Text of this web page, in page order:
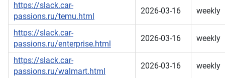
https://slack.car-
passions.ru/temu.html
2026-03-16 weekly
https://slack.car-
passions.ru/enterprise.html
2026-03-16 weekly
https://slack.car-
passions.ru/walmart.html
2026-03-16 weekly